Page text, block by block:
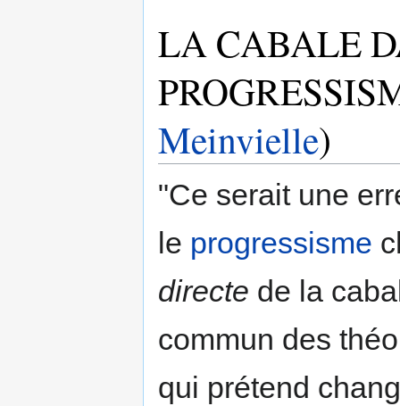
LA CABALE
Meinvielle)
"Ce serait une
le progressisme
directe de la
commun des
qui prétend